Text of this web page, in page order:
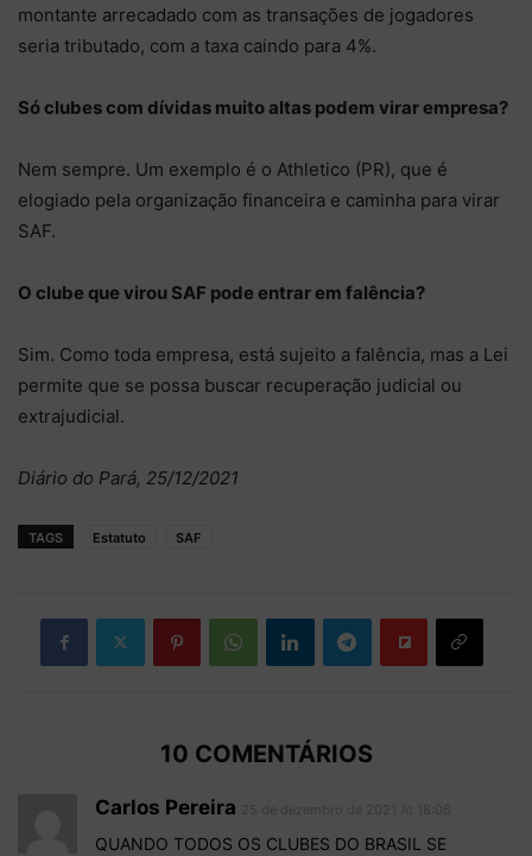
montante arrecadado com as transações de jogadores
seria tributado, com a taxa caindo para 4%.
Só clubes com dívidas muito altas podem virar empresa?
Nem sempre. Um exemplo é o Athletico (PR), que é
elogiado pela organização financeira e caminha para virar
SAF.
O clube que virou SAF pode entrar em falência?
Sim. Como toda empresa, está sujeito a falência, mas a Lei
permite que se possa buscar recuperação judicial ou
extrajudicial.
Diário do Pará, 25/12/2021
TAGS Estatuto SAF
10 COMENTÁRIOS
Carlos Pereira
QUANDO TODOS OS CLUBES DO BRASIL SE